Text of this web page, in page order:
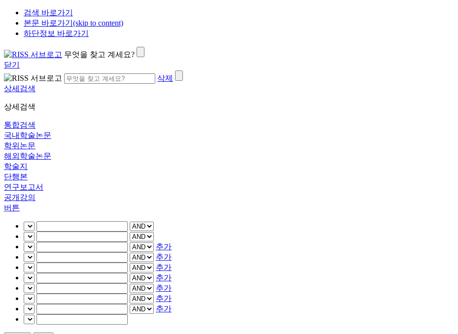
검색 바로가기
본문 바로가기(skip to content)
하단정보 바로가기
무엇을 찾고 계세요?
닫기
삭제
상세검색
상세검색
통합검색
국내학술논문
학위논문
해외학술논문
학술지
단행본
연구보고서
공개강의
버튼
추가
추가
추가
추가
추가
추가
추가